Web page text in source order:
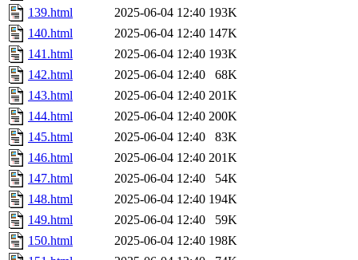
139.html
2025-06-04 12:40 193K
140.html
2025-06-04 12:40 147K
141.html
2025-06-04 12:40 193K
142.html
2025-06-04 12:40
68K
143.html
2025-06-04 12:40 201K
144.html
2025-06-04 12:40 200K
145.html
2025-06-04 12:40
83K
146.html
2025-06-04 12:40 201K
147.html
2025-06-04 12:40
54K
148.html
2025-06-04 12:40 194K
149.html
2025-06-04 12:40
59K
150.html
2025-06-04 12:40 198K